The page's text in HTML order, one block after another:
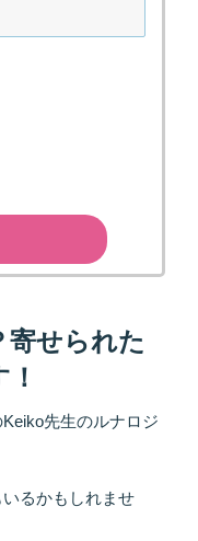
寄せられた
先生のルナロジ
るかもしれませ